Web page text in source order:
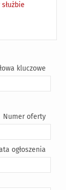
kluczowe
Numer oferty
ogłoszenia